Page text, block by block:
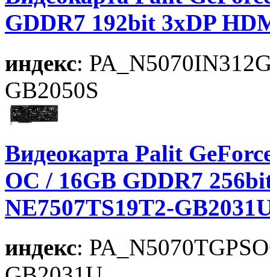
GDDR7 192bit 3xDP
индекс:
GB2050S
Видеокарта Palit
OC / 16GB GDDR7
NE7507TS19T2-
индекс: